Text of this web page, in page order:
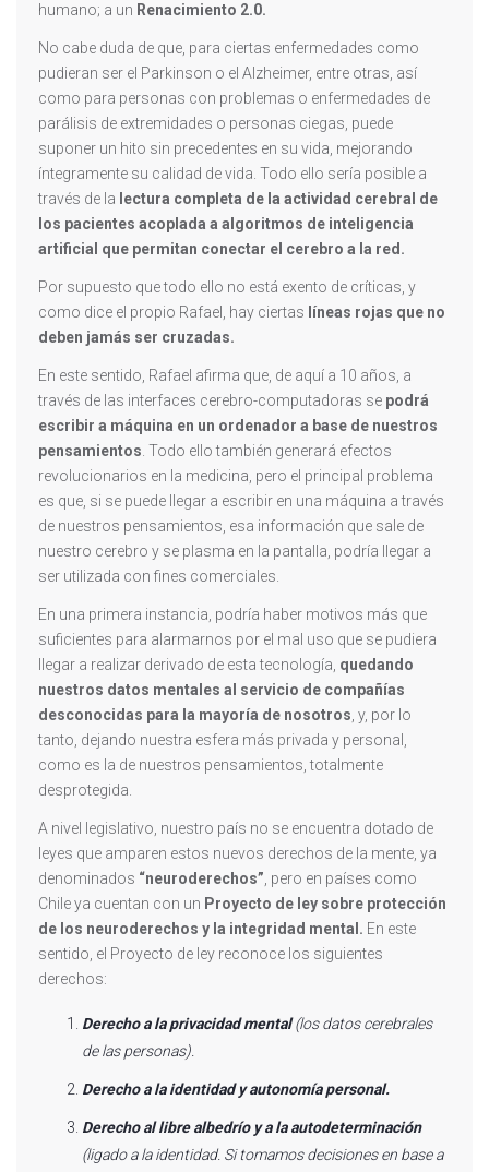
humano; a un Renacimiento 2.0.
No cabe duda de que, para ciertas enfermedades como
pudieran ser el Parkinson o el Alzheimer, entre otras, así
como para personas con problemas o enfermedades de
parálisis de extremidades o personas ciegas, puede
suponer un hito sin precedentes en su vida, mejorando
íntegramente su calidad de vida. Todo ello sería posible a
través de la lectura completa de la actividad cerebral de
los pacientes acoplada a algoritmos de inteligencia
artificial que permitan conectar el cerebro a la red.
Por supuesto que todo ello no está exento de críticas, y
como dice el propio Rafael, hay ciertas líneas rojas que no
deben jamás ser cruzadas.
En este sentido, Rafael afirma que, de aquí a 10 años, a
través de las interfaces cerebro-computadoras se podrá
escribir a máquina en un ordenador a base de nuestros
pensamientos. Todo ello también generará efectos
revolucionarios en la medicina, pero el principal problema
es que, si se puede llegar a escribir en una máquina a través
de nuestros pensamientos, esa información que sale de
nuestro cerebro y se plasma en la pantalla, podría llegar a
ser utilizada con fines comerciales.
En una primera instancia, podría haber motivos más que
suficientes para alarmarnos por el mal uso que se pudiera
llegar a realizar derivado de esta tecnología, quedando
nuestros datos mentales al servicio de compañías
desconocidas para la mayoría de nosotros, y, por lo
tanto, dejando nuestra esfera más privada y personal,
como es la de nuestros pensamientos, totalmente
desprotegida.
A nivel legislativo, nuestro país no se encuentra dotado de
leyes que amparen estos nuevos derechos de la mente, ya
denominados “neuroderechos”, pero en países como
Chile ya cuentan con un Proyecto de ley sobre protección
de los neuroderechos y la integridad mental. En este
sentido, el Proyecto de ley reconoce los siguientes
derechos:
Derecho a la privacidad mental(los datos cerebrales
de las personas).
Derecho a la identidad y autonomía personal.
Derecho al libre albedrío y a la autodeterminación
(ligado a la identidad. Si tomamos decisiones en base a